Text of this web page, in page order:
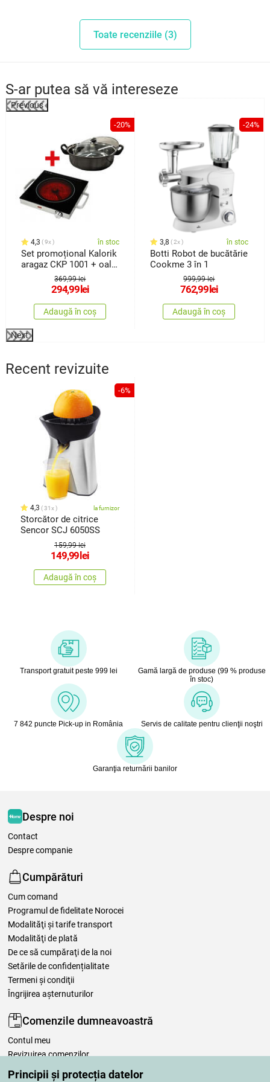
Principii și protecția datelor
lungimea cablului de alimentare: 90 cm
greutate: 1,14 kg
culoare: inox + negru
Toate recenziile (3)
S-ar putea să vă intereseze
Previous
-20%
4,3 9x în stoc
Set promoțional Kalorik
aragaz CKP 1001 + oală
oțel inoxidabil
369,99 lei
294,99 lei
Adaugă în coș
-24%
3,8 2x în stoc
Botti Robot de bucătărie
Cookme 3 în 1
999,99 lei
762,99 lei
Adaugă în coș
Next
Recent revizuite
-6%
4,3 31x la furnizor
Storcător de citrice
Sencor SCJ 6050SS
159,99 lei
149,99lei
Adaugă în coș
Transport gratuit peste 999 lei
Gamă largă de produse (99 % produse
în stoc)
7 842 puncte Pick-up in România Servis de calitate pentru clienţii noştri
Garanţia returnării banilor
Despre noi
Contact
Despre companie
Cumpărături
Cum comand
Programul de fidelitate Norocei
Modalităţi şi tarife transport
Modalităţi de plată
De ce să cumpăraţi de la noi
Setările de confidențialitate
Termeni şi condiţii
Îngrijirea așternuturilor
Comenzile dumneavoastră
Contul meu
Revizuirea comenzilor
Reclamaţii